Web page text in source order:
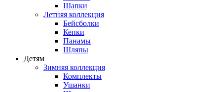
Шапки
Летняя коллекция
Бейсболки
Кепки
Панамы
Шляпы
Детям
Зимняя коллекция
Комплекты
Ушанки